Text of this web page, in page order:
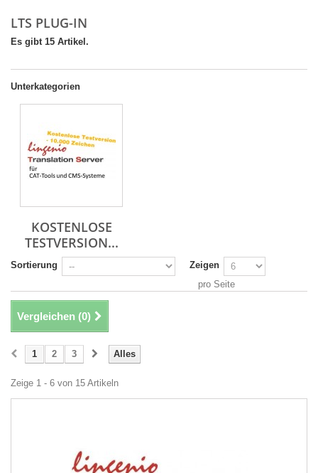
LTS PLUG-IN
Es gibt 15 Artikel.
Unterkategorien
KOSTENLOSE
TESTVERSION...
Sortierung
Zeigen
pro Seite
Vergleichen (0)
Alles
1 2 3
Zeige 1 - 6 von 15 Artikeln